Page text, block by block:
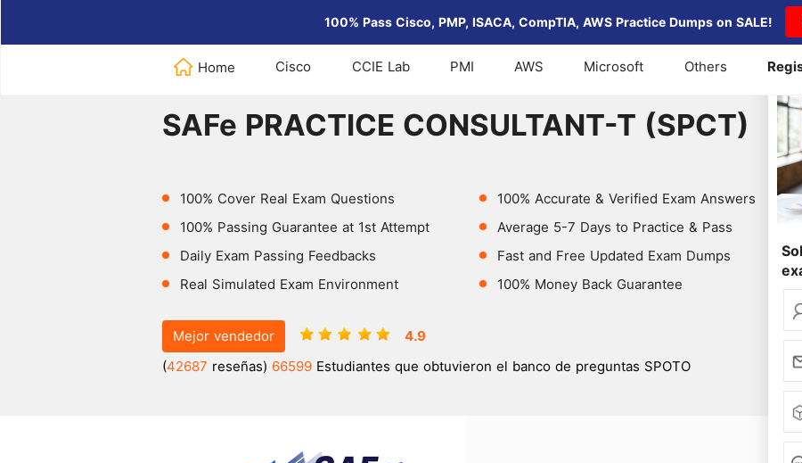
100% Pass Cisco, PMP, ISACA, CompTIA, AWS Practice Dumps on SALE!
Home Cisco CCIE Lab PMI AWS Microsoft Others
Home > SAFe SAFe PRACTICE CONSULTANT-T (SPCT)
SAFe PRACTICE CONSULTANT-T (SPCT)
100% Cover Real Exam Questions
100% Passing Guarantee at 1st Attempt
Daily Exam Passing Feedbacks
Real Simulated Exam Environment
100% Accurate & Verified Exam Answers
Average 5-7 Days to Practice & Pass
Fast and Free Updated Exam Dumps
100% Money Back Guarantee
Mejor vendedor
4.9
(42687 reseñas) 66599 Estudiantes que obtuvieron el banco de preguntas SPOTO